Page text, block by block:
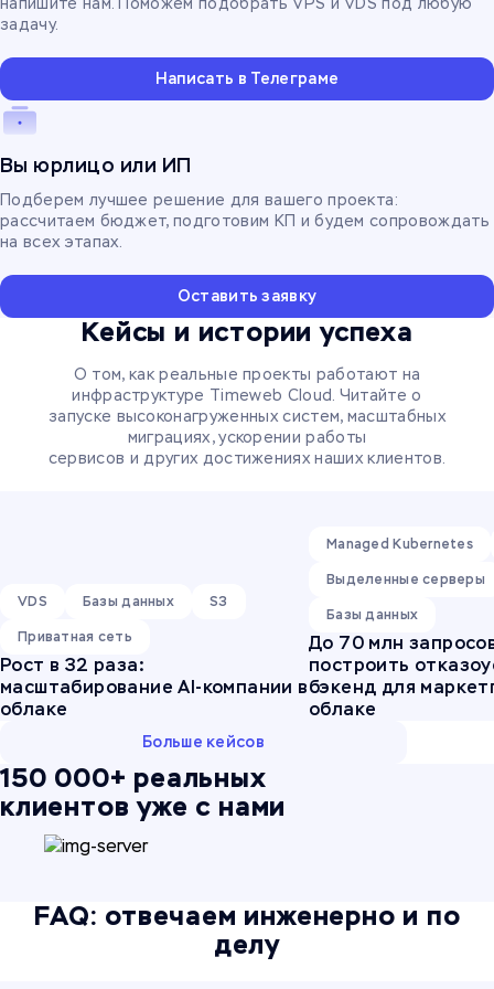
задачу.
Написать в Телеграме
Вы юрлицо или ИП
Подберем лучшее решение для вашего проекта:
рассчитаем бюджет, подготовим КП и будем сопровождать
на всех этапах.
Оставить заявку
Кейсы и истории успеха
О том, как реальные проекты работают на
инфраструктуре Timeweb Cloud. Читайте о
запуске высоконагруженных систем, масштабных
миграциях, ускорении работы
сервисов и других достижениях наших клиентов.
VDS Базы данных
S3
Приватная сеть
Рост в 32 раза:
масштабирование AI-компании в
облаке
Managed Kubernetes
Выделенные серверы
Базы данных
До 70 млн
построить
бэкенд для
облаке
Больше кейсов
150 000+ реальных
клиентов уже с нами
FAQ: отвечаем инженерно и по
делу